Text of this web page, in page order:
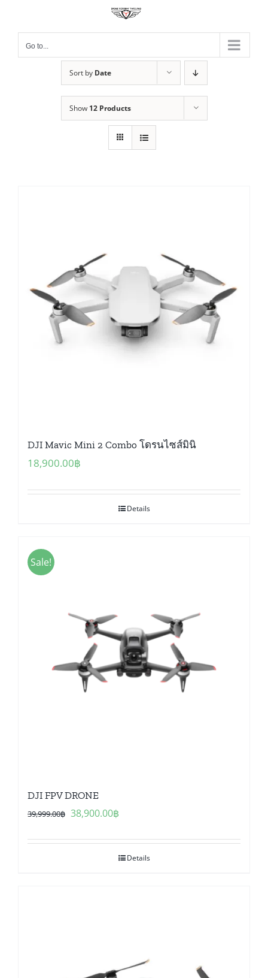
contentGo to...
Sort by Date
Show 12 Products
DJI Mavic Mini 2 Combo โดรนไซส์มินิ
18,900.00฿
Details
Sale!
DJI FPV DRONE
39,999.00฿ Original
was:
39,999.00฿.
38,900.00฿
is:
38,900.00฿.
Details